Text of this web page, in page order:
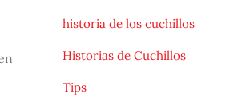
historia de los cuchillos
Historias de Cuchillos
Tips